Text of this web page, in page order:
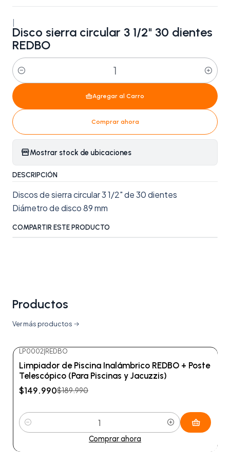
Disco sierra circular 3 1/2" 30 dientes
REDBO
Cantidad
Agregar al Carro
Comprar ahora
Mostrar stock de ubicaciones
DESCRIPCIÓN
Discos de sierra circular 3 1/2" de 30 dientes
Diámetro de disco 89 mm
COMPARTIR ESTE PRODUCTO
Productos
Ver más productos
LP0002 REDBO
Limpiador de Piscina Inalámbrico REDBO + Poste
Telescópico (Para Piscinas y Jacuzzis)
$149.990$189.990
Cantidad
Comprar ahora